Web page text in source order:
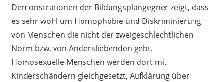
Demonstrationen der Bildungsplangegner zeigt, dass
es sehr wohl um Homophobie und Diskriminierung
von Menschen die nicht der zweigeschlechtlichen
Norm bzw. von Andersliebenden geht.
Homosexuelle Menschen werden dort mit
Kinderschändern gleichgesetzt, Aufklärung über